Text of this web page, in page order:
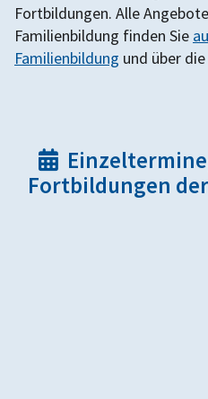
Fortbildungen. Alle
Familienbildung finden Sie
Familienbildung und über

Fortbildungen